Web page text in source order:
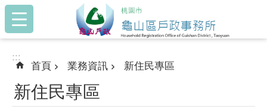
跳到主要內容區塊
:::
:::
首頁 業務資訊 新住民專區
新住民專區